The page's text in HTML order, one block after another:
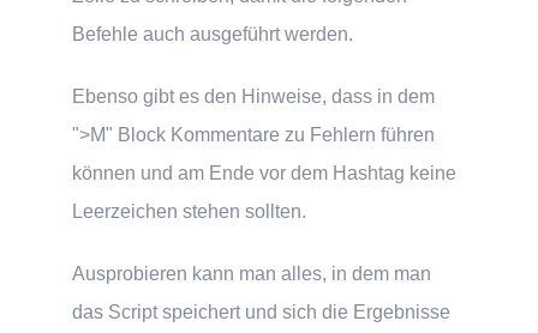
Befehle auch ausgeführt werden.
Ebenso gibt es den Hinweise, dass in dem
">M" Block Kommentare zu Fehlern führen
können und am Ende vor dem Hashtag keine
Leerzeichen stehen sollten.
Ausprobieren kann man alles, in dem man
das Script speichert und sich die Ergebnisse